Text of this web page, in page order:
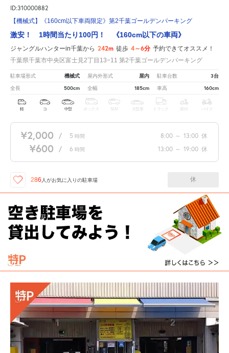
ID:310000882
【機械式】《160cm以下車両限定》第2千葉ゴールデンパーキング
激安！ 1時間当たり100円！ 《160cm以下の車両》
ジャングルハンターin千葉から 242m 徒歩 4～6分 予約できてオススメ！
千葉県千葉市中央区富士見2丁目13−11 第2千葉ゴールデンパーキング
駐車場形式 機械式 屋内外形式 屋内 駐車台数 3台
全長 500cm 全幅 185cm 車高 160cm
軽 コ 中型 ボックス SUV 大型車 トラック 原付 バイク
¥2,000 / 5 時間 8:00 ～ 13:00 休
¥600 / 6 時間 13:00 ～ 19:00 休
286 人がお気に入りの駐車場 休